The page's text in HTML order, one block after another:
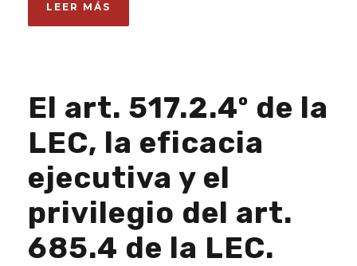
LEER MÁS
El art. 517.2.4º de la
LEC, la eficacia
ejecutiva y el
privilegio del art.
685.4 de la LEC.